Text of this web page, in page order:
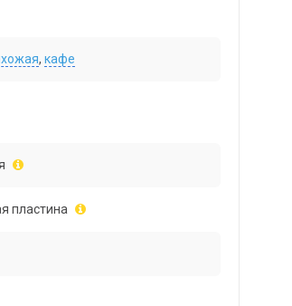
,кафе
пластина